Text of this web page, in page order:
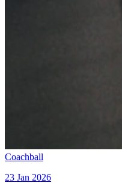
Coachball
23 Jan 2026